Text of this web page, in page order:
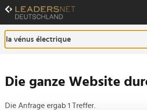
Zum
Inhalt
Zur
Fußzeilen-
Navigation
Die ganze Website
Die Anfrage ergab 1 Treffer.